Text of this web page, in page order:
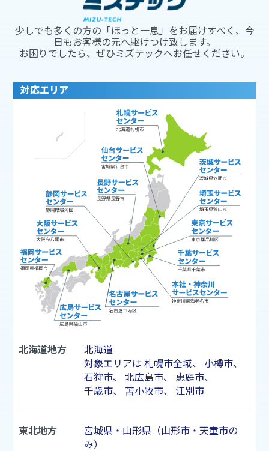
少しでも多くの方の「ほっと一息」をお届けすべく、今
日もお客様の元へ駆けつけ致します。
お困りでしたら、ぜひミズテックへお任せください。
対応エリア
北海道地方
北海道
対象エリアは 札幌市全域、 小樽市、
石狩市、 北広島市、 恵庭市、
千歳市、 苫小牧市、 江別市
東北地方
宮城県・山形県（山形市・天童市の
み）